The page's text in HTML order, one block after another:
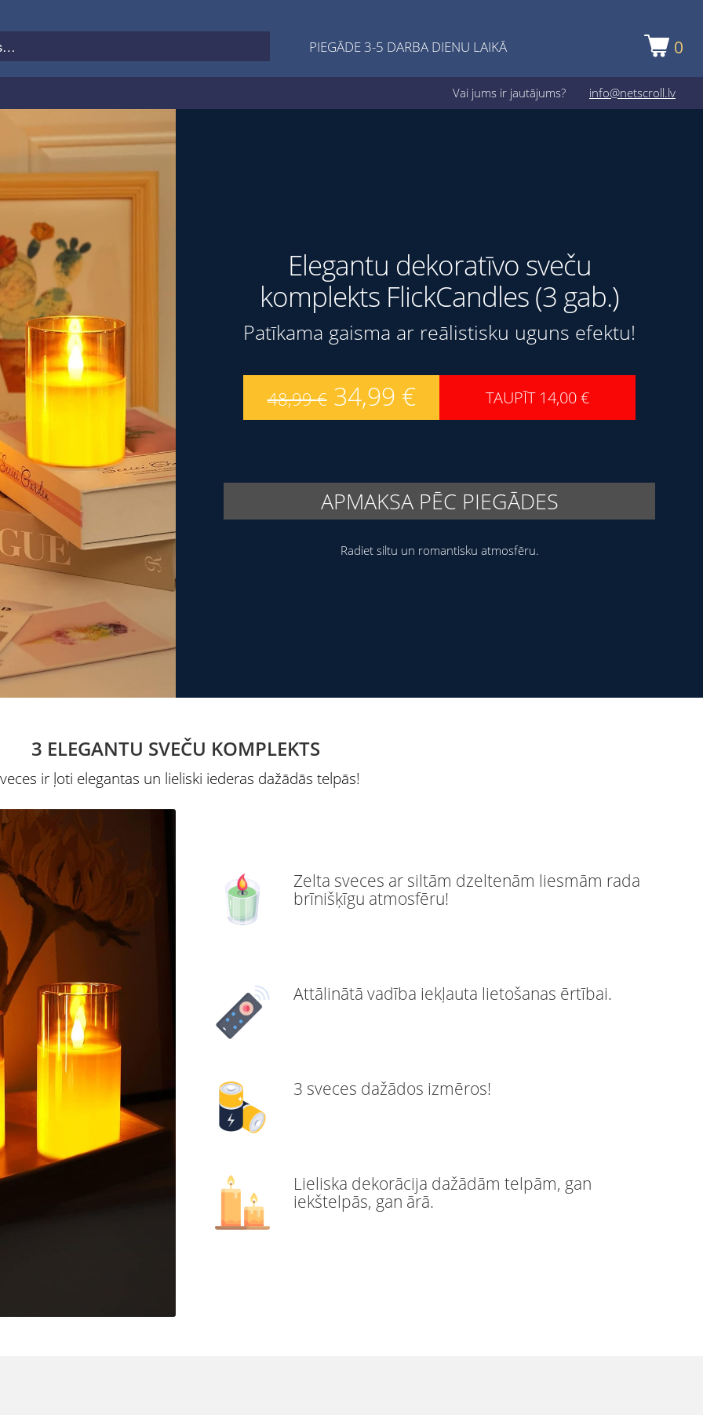
PIEGĀDE 3-5 DARBA DIENU LAIKĀ 0
Vai jums ir jautājums? info@netscroll.lv
Elegantu dekoratīvo sveču
komplekts FlickCandles (3 gab.)
Patīkama gaisma ar reālistisku uguns efektu!
48,99€ 34,99 € TAUPĪT 14,00€
APMAKSA PĒC PIEGĀDES
Radiet siltu un romantisku atmosfēru.
3 ELEGANTU SVEČU KOMPLEKTS
ir ļoti elegantas un lieliski iederas dažādās telpās!
Zelta sveces ar siltām dzeltenām liesmām rada
brīnišķīgu atmosfēru!
Attālinātā vadība iekļauta lietošanas ērtībai.
3 sveces dažādos izmēros!
Lieliska dekorācija dažādām telpām, gan
iekštelpās, gan ārā.